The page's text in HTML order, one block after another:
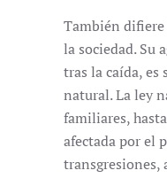
También difiere
la sociedad. Su
tras la caída,
natural. La ley
familiares,
afectada por el
transgresiones,